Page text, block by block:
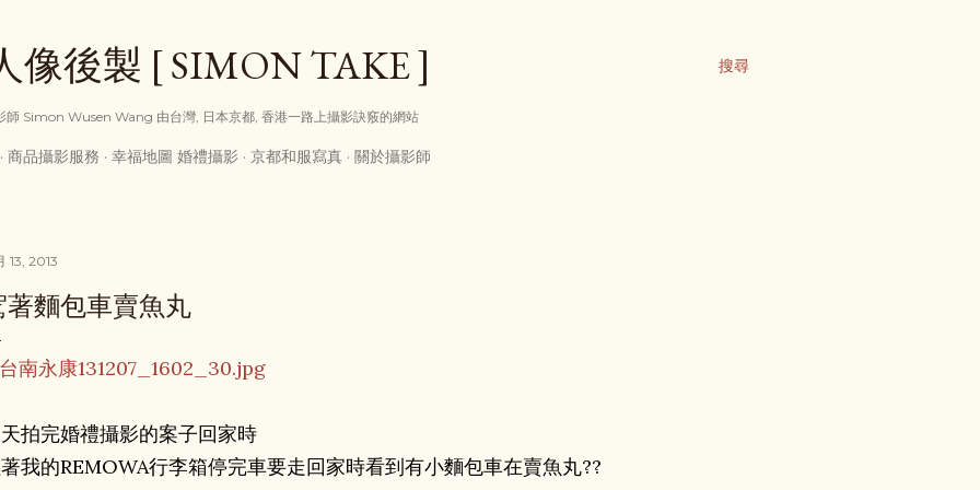
搜尋
像後製 [ SIMON TAKE ]
Simon Wusen Wang 由台灣, 日本京都, 香港一路上攝影訣竅的網站
商品攝影服務 幸福地圖 婚禮攝影 京都和服寫真 關於攝影師
13, 2013
著麵包車賣魚丸
拍完婚禮攝影的案子回家時
我的REMOWA行李箱停完車要走回家時看到有小麵包車在賣魚丸??